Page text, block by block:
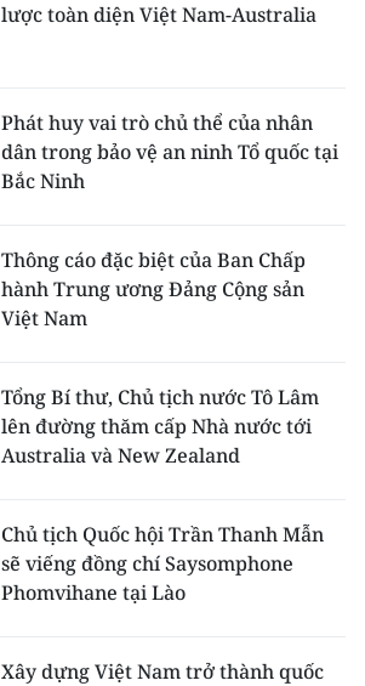
lược toàn diện Việt Nam-Australia
Phát huy vai trò chủ thể của nhân
dân trong bảo vệ an ninh Tổ quốc tại
Bắc Ninh
Thông cáo đặc biệt của Ban Chấp
hành Trung ương Đảng Cộng sản
Việt Nam
Tổng Bí thư, Chủ tịch nước Tô Lâm
lên đường thăm cấp Nhà nước tới
Australia và New Zealand
Chủ tịch Quốc hội Trần Thanh Mẫn
sẽ viếng đồng chí Saysomphone
Phomvihane tại Lào
Xây dựng Việt Nam trở thành quốc